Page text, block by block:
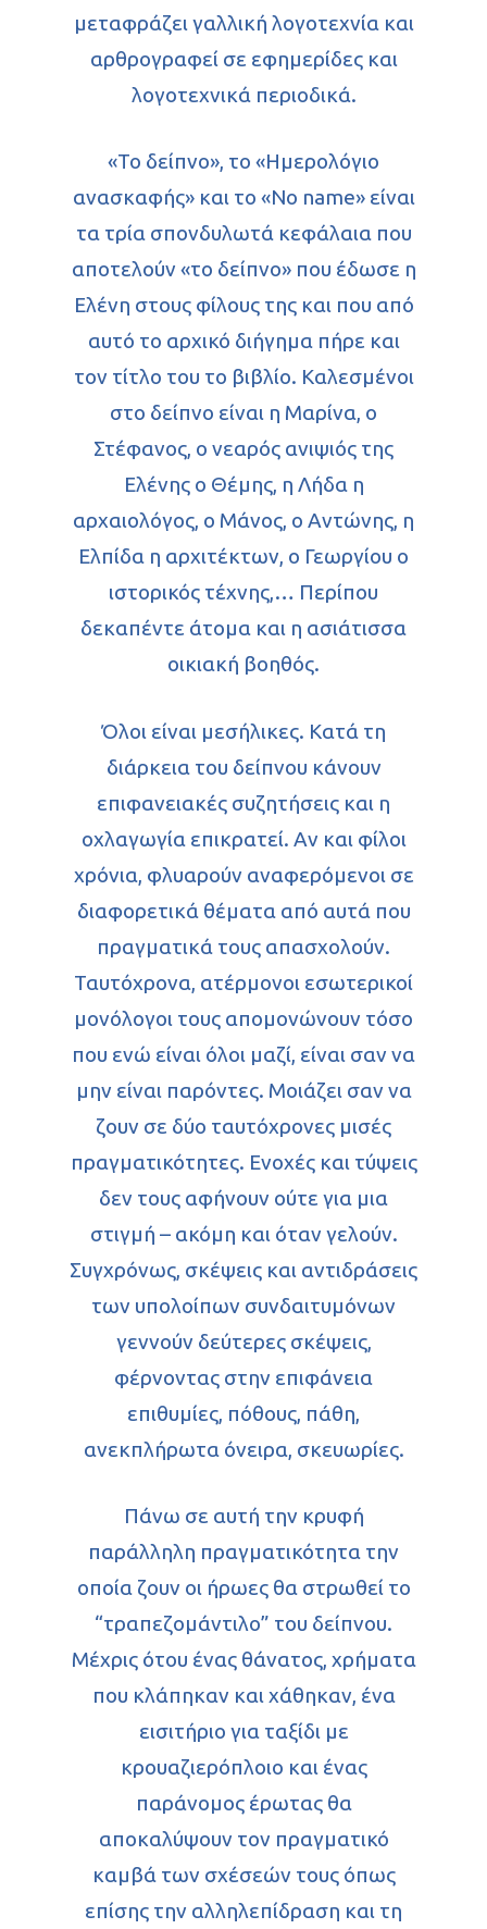
μεταφράζει γαλλική λογοτεχνία και
αρθρογραφεί σε εφημερίδες και
λογοτεχνικά περιοδικά.
«Το δείπνο», το «Ημερολόγιο
ανασκαφής» και το «No name» είναι
τα τρία σπονδυλωτά κεφάλαια που
αποτελούν «το δείπνο» που έδωσε η
Ελένη στους φίλους της και που από
αυτό το αρχικό διήγημα πήρε και
τον τίτλο του το βιβλίο. Καλεσμένοι
στο δείπνο είναι η Μαρίνα, ο
Στέφανος, ο νεαρός ανιψιός της
Ελένης o Θέμης, η Λήδα η
αρχαιολόγος, ο Μάνος, ο Αντώνης, η
Ελπίδα η αρχιτέκτων, ο Γεωργίου ο
ιστορικός τέχνης,… Περίπου
δεκαπέντε άτομα και η ασιάτισσα
οικιακή βοηθός.
Όλοι είναι μεσήλικες. Κατά τη
διάρκεια του δείπνου κάνουν
επιφανειακές συζητήσεις και η
οχλαγωγία επικρατεί. Αν και φίλοι
χρόνια, φλυαρούν αναφερόμενοι σε
διαφορετικά θέματα από αυτά που
πραγματικά τους απασχολούν.
Ταυτόχρονα, ατέρμονοι εσωτερικοί
μονόλογοι τους απομονώνουν τόσο
που ενώ είναι όλοι μαζί, είναι σαν να
μην είναι παρόντες. Μοιάζει σαν να
ζουν σε δύο ταυτόχρονες μισές
πραγματικότητες. Ενοχές και τύψεις
δεν τους αφήνουν ούτε για μια
στιγμή – ακόμη και όταν γελούν.
Συγχρόνως, σκέψεις και αντιδράσεις
των υπολοίπων συνδαιτυμόνων
γεννούν δεύτερες σκέψεις,
φέρνοντας στην επιφάνεια
επιθυμίες, πόθους, πάθη,
ανεκπλήρωτα όνειρα, σκευωρίες.
Πάνω σε αυτή την κρυφή
παράλληλη πραγματικότητα την
οποία ζουν οι ήρωες θα στρωθεί το
“τραπεζομάντιλο” του δείπνου.
Μέχρις ότου ένας θάνατος, χρήματα
που κλάπηκαν και χάθηκαν, ένα
εισιτήριο για ταξίδι με
κρουαζιερόπλοιο και ένας
παράνομος έρωτας θα
αποκαλύψουν τον πραγματικό
καμβά των σχέσεών τους όπως
επίσης την αλληλεπίδραση και τη
Αρχική
Βιογραφικό
Βιβλία
Κριτικές
Πεζογραφία
Ποίηση
Εικαστικά
Θεάματα